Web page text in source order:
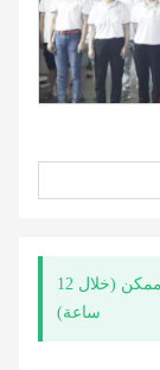
الحصول على آخر سعر؟ سنرد في أسرع وقت ممكن (خلال 12
ساعة)